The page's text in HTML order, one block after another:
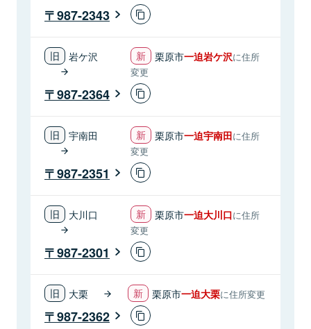
987-2343
岩ケ沢 栗原市一迫岩ケ沢に住所
変更
987-2364
宇南田 栗原市一迫宇南田に住所
変更
987-2351
大川口 栗原市一迫大川口に住所
変更
987-2301
大栗 栗原市一迫大栗に住所変更
987-2362